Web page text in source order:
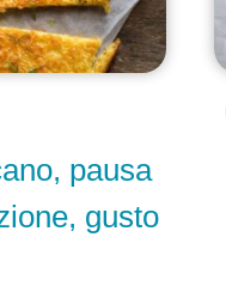
pausa
gusto